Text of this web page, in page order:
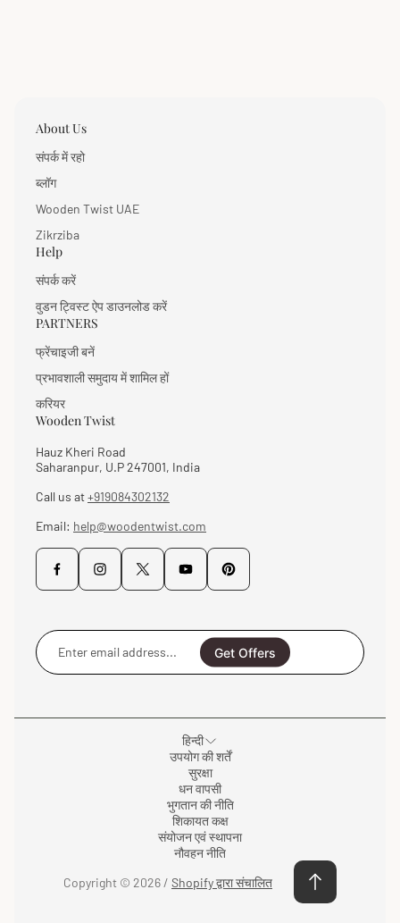
About Us
संपर्क में रहो
ब्लॉग
Wooden Twist UAE
Zikrziba
Help
संपर्क करें
वुडन ट्विस्ट ऐप डाउनलोड करें
PARTNERS
फ्रेंचाइजी बनें
प्रभावशाली समुदाय में शामिल हों
करियर
Wooden Twist
Hauz Kheri Road
Saharanpur, U.P 247001, India
Call us at+919084302132
Email: help@woodentwist.com
Enter
email
address...
Get Offers
हिन्दी
उपयोग की शर्तें
सुरक्षा
धन वापसी
भुगतान की नीति
शिकायत कक्ष
संयोजन एवं स्थापना
नौवहन नीति
Copyright © 2026 / Shopify द्वारा संचालित